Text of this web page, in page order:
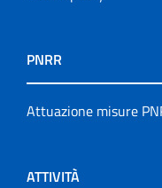
PNRR
Attuazione misure
ATTIVITÀ